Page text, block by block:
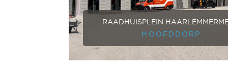
RAADHUISPLEIN
HOOFDDORP